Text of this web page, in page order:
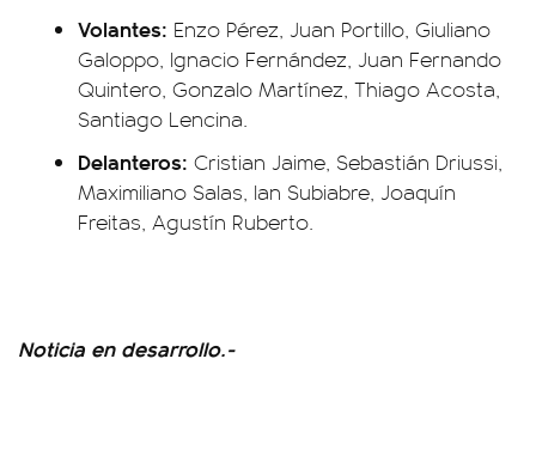
Volantes: Enzo Pérez, Juan Portillo, Giuliano
Galoppo, Ignacio Fernández, Juan Fernando
Quintero, Gonzalo Martínez, Thiago Acosta,
Santiago Lencina.
Delanteros: Cristian Jaime, Sebastián Driussi,
Maximiliano Salas, Ian Subiabre, Joaquín
Freitas, Agustín Ruberto.
Noticia en desarrollo.-